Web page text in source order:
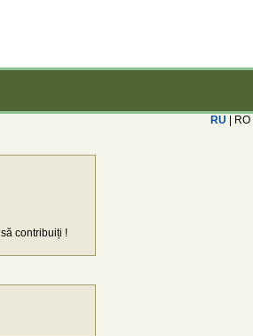
RU | RO
contribuiți !